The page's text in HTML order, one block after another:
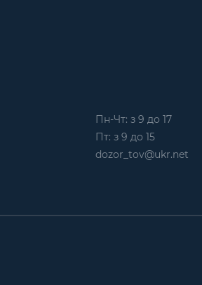
Пн-Чт: з 9 до 17
Пт: з 9 до 15
dozor_tov@ukr.net